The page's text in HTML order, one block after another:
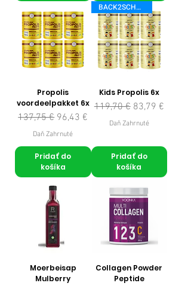
Propolis
voordeelpakket 6x
Normálna cena
137,75 € Zľavnená cena
96,43 €
Daň Zahrnuté
Pridať do
košíka
BACK2SCHOOL
Kids Propolis 6x
Normálna cena
119,70 € Zľavnená cena
83,79 €
Daň Zahrnuté
Pridať do
košíka
Moerbeisap
Mulberry
Collagen Powder
Peptide